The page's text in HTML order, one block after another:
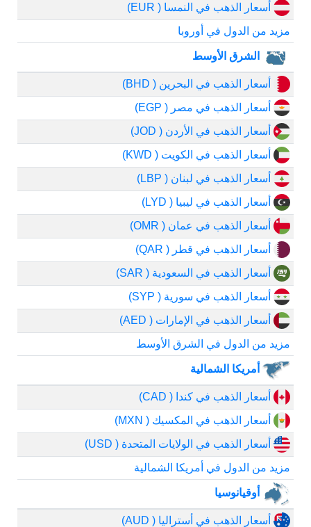
أسعار الذهب في النمسا ( EUR)
مزيد من الدول في أوروبا
الشرق الأوسط
أسعار الذهب في البحرين ( BHD)
أسعار الذهب في مصر ( EGP)
أسعار الذهب في الأردن ( JOD)
أسعار الذهب في الكويت ( KWD)
أسعار الذهب في لبنان ( LBP)
أسعار الذهب في ليبيا ( LYD)
أسعار الذهب في عمان ( OMR)
أسعار الذهب في قطر ( QAR)
أسعار الذهب في السعودية ( SAR)
أسعار الذهب في سورية ( SYP)
أسعار الذهب في الإمارات ( AED)
مزيد من الدول في الشرق الأوسط
أمريكا الشمالية
أسعار الذهب في كندا ( CAD)
أسعار الذهب في المكسيك ( MXN)
أسعار الذهب في الولايات المتحدة ( USD)
مزيد من الدول في أمريكا الشمالية
أوقيانوسيا
أسعار الذهب في أستراليا ( AUD)